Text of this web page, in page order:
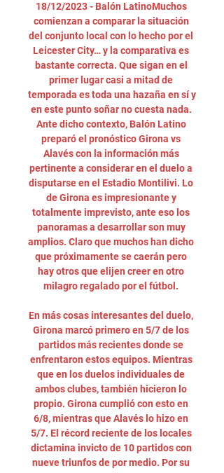
18/12/2023 - Balón LatinoMuchos
comienzan a comparar la situación
del conjunto local con lo hecho por el
Leicester City… y la comparativa es
bastante correcta. Que sigan en el
primer lugar casi a mitad de
temporada es toda una hazaña en sí y
en este punto soñar no cuesta nada.
Ante dicho contexto, Balón Latino
preparó el pronóstico Girona vs
Alavés con la información más
pertinente a considerar en el duelo a
disputarse en el Estadio Montilivi. Lo
de Girona es impresionante y
totalmente imprevisto, ante eso los
panoramas a desarrollar son muy
amplios. Claro que muchos han dicho
que próximamente se caerán pero
hay otros que elijen creer en otro
milagro regalado por el fútbol.
En más cosas interesantes del duelo,
Girona marcó primero en 5/7 de los
partidos más recientes donde se
enfrentaron estos equipos. Mientras
que en los duelos individuales de
ambos clubes, también hicieron lo
propio. Girona cumplió con esto en
6/8, mientras que Alavés lo hizo en
5/7. El récord reciente de los locales
dictamina invicto de 10 partidos con
nueve triunfos de por medio. Por su